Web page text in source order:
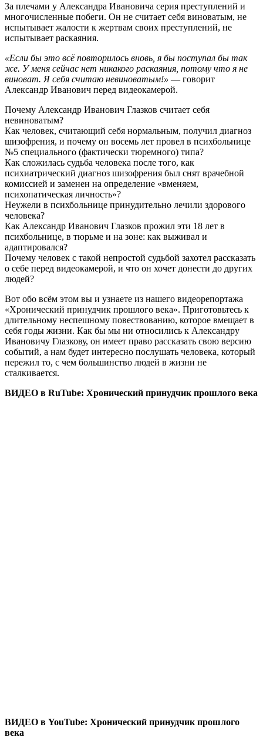
За плечами у Александра Ивановича серия преступлений и
многочисленные побеги. Он не считает себя виноватым, не
испытывает жалости к жертвам своих преступлений, не
испытывает раскаяния.
«Если бы это всё повторилось вновь, я бы поступал бы так
же. У меня сейчас нет никакого раскаяния, потому что я не
виноват. Я себя считаю невиноватым!» — говорит
Александр Иванович перед видеокамерой.
Почему Александр Иванович Глазков считает себя
невиноватым?
Как человек, считающий себя нормальным, получил диагноз
шизофрения, и почему он восемь лет провел в психбольнице
№5 специального (фактически тюремного) типа?
Как сложилась судьба человека после того, как
психиатрический диагноз шизофрения был снят врачебной
комиссией и заменен на определение «вменяем,
психопатическая личность»?
Неужели в психбольнице принудительно лечили здорового
человека?
Как Александр Иванович Глазков прожил эти 18 лет в
психбольнице, в тюрьме и на зоне: как выживал и
адаптировался?
Почему человек с такой непростой судьбой захотел рассказать
о себе перед видеокамерой, и что он хочет донести до других
людей?
Вот обо всём этом вы и узнаете из нашего видеорепортажа
«Хронический принудчик прошлого века». Приготовьтесь к
длительному неспешному повествованию, которое вмещает в
себя годы жизни. Как бы мы ни относились к Александру
Ивановичу Глазкову, он имеет право рассказать свою версию
событий, а нам будет интересно послушать человека, который
пережил то, с чем большинство людей в жизни не
сталкивается.
ВИДЕО в RuTube: Хронический принудчик прошлого века
ВИДЕО в YouTube: Хронический принудчик прошлого
века